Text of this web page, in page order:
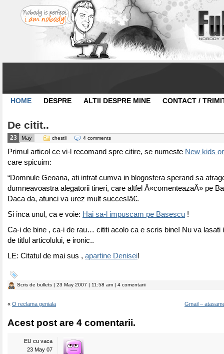
HOME DESPRE ALTII DESPRE MINE CONTACT /
De citit..
23 May chestii 4 comments
Primul articol ce vi-l recomand spre citire, se numeste New kids
care spicuim:
“Domnule Geoana, ati intrat cumva in blogosfera sperand sa
dumneavoastra alegatorii tineri, care altfel Â«comenteazaÂ» pe
Daca da, atunci va urez mult succes!â€.
Si inca unul, ca e voie: Hai sa-l impuscam pe Basescu !
Ca-i de bine , ca-i de rau… cititi acolo ca e scris bine! Nu va lasati
de titlul articolului, e ironic..
LE: Citatul de mai sus , apartine Denisei!
Scris de bullets | 23 May 2007 | 11:58 am | 4 comentarii
« O reclama geniala Gmail –
Acest post are 4 comentarii.
EU cu vaca
23 May 07